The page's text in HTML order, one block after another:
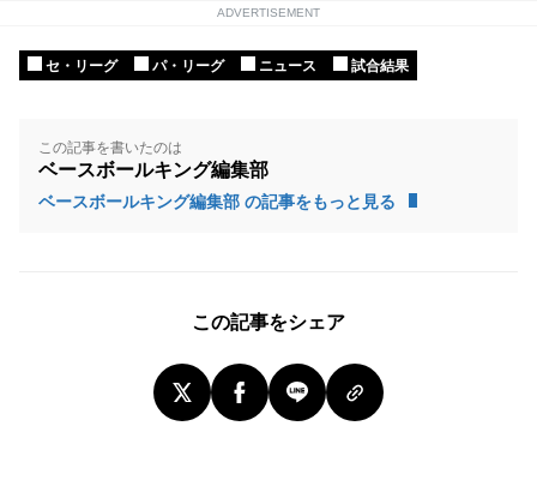
ADVERTISEMENT
セ・リーグ パ・リーグ ニュース 試合結果
この記事を書いたのは
ベースボールキング編集部
ベースボールキング編集部 の記事をもっと見る
この記事をシェア